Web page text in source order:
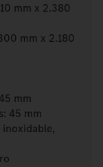
mm x 2.380
mm x 2.180
mm
45 mm